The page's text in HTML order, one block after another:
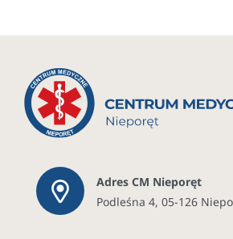
Adres CM Nieporęt
Podleśna 4, 05-126